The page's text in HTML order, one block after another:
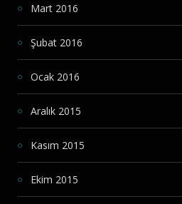
Mart 2016
Şubat 2016
Ocak 2016
Aralık 2015
Kasım 2015
Ekim 2015